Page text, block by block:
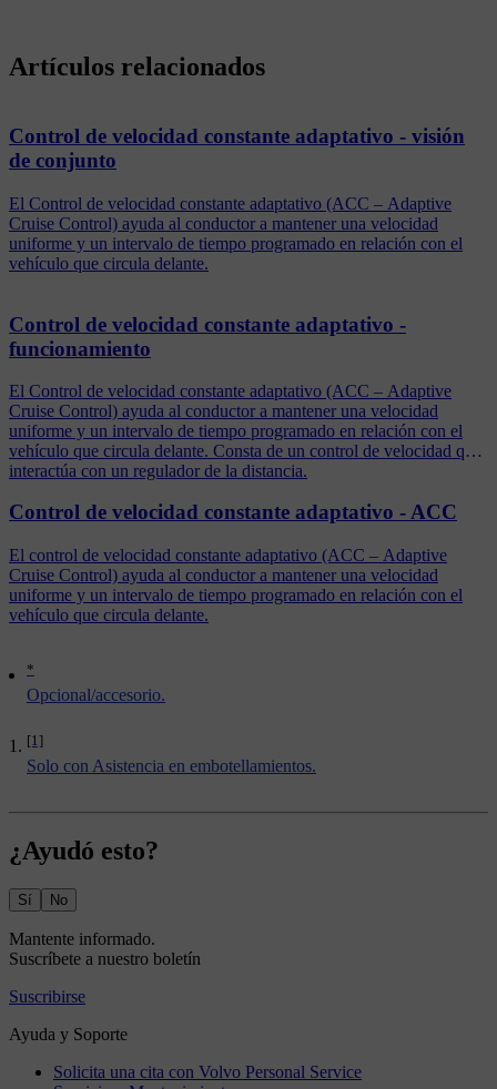
*
Opcional/accesorio.
[1]
Solo con Asistencia en embotellamientos.
Artículos relacionados
Control de velocidad constante adaptativo - visión
de conjunto
El Control de velocidad constante adaptativo (ACC – Adaptive
Cruise Control) ayuda al conductor a mantener una velocidad
uniforme y un intervalo de tiempo programado en relación con el
vehículo que circula delante.
Control de velocidad constante adaptativo -
funcionamiento
El Control de velocidad constante adaptativo (ACC – Adaptive
Cruise Control) ayuda al conductor a mantener una velocidad
uniforme y un intervalo de tiempo programado en relación con el
vehículo que circula delante. Consta de un control de velocidad que
interactúa con un regulador de la distancia.
Control de velocidad constante adaptativo - ACC
El control de velocidad constante adaptativo (ACC – Adaptive
Cruise Control) ayuda al conductor a mantener una velocidad
uniforme y un intervalo de tiempo programado en relación con el
vehículo que circula delante.
¿Ayudó esto?
Sí No